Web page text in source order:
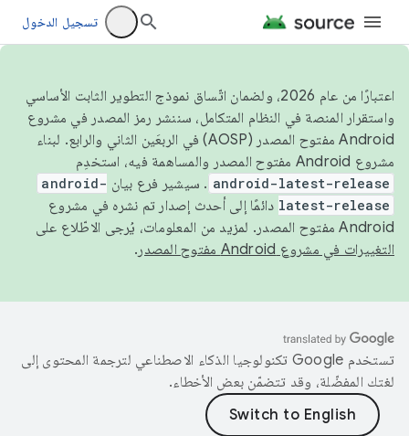
تسجيل الدخول
اعتبارًا من عام 2026، ولضمان اتّساق نموذج التطوير الثابت الأساسي
واستقرار المنصة في النظام المتكامل، سننشر رمز المصدر في مشروع
Android مفتوح المصدر (AOSP) في الربعَين الثاني والرابع. لبناء
مشروع Android مفتوح المصدر والمساهمة فيه، استخدِم
android-latest-release . سيشير فرع بيان android-
latest-release دائمًا إلى أحدث إصدار تم نشره في مشروع
Android مفتوح المصدر. لمزيد من المعلومات، يُرجى الاطّلاع على
التغييرات في مشروع Android مفتوح المصدر
.
تستخدم Google تكنولوجيا الذكاء الاصطناعي لترجمة المحتوى إلى
لغتك المفضّلة، وقد تتضمّن بعض الأخطاء.